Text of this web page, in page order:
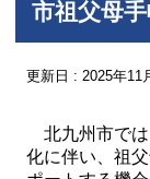
市祖父母手
更新日 : 2025年11
北九州市では
化に伴い、祖